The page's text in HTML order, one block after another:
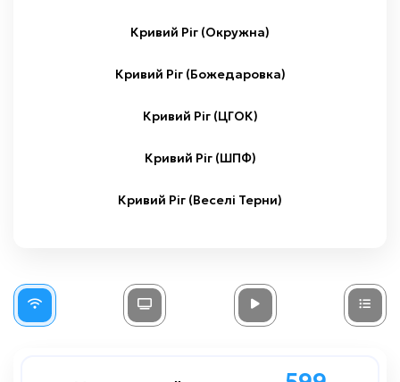
Кривий Ріг (Окружна)
Кривий Ріг (Божедаровка)
Кривий Ріг (ЦГОК)
Кривий Ріг (ШПФ)
Кривий Ріг (Веселі Терни)